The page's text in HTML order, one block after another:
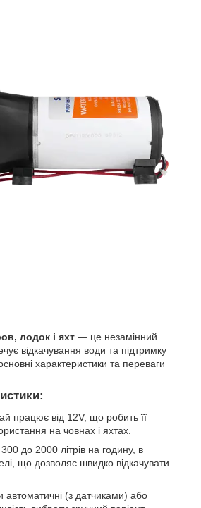
лодок і яхт — це незамінний
відкачування води та підтримку
характеристики та переваги
працює від 12V, що робить її
на човнах і яхтах.
300 до 2000 літрів на годину, в
що дозволяє швидко відкачувати
автоматичні (з датчиками) або